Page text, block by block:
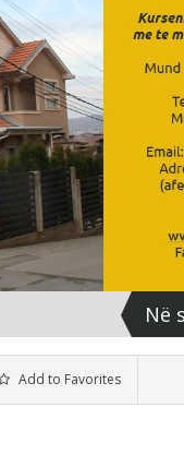
Në
Add to Favorites